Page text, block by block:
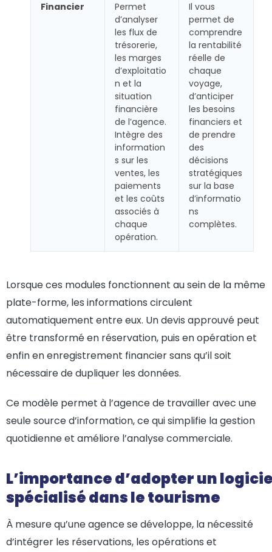
Financier
Permet
d’analyser
les flux de
trésorerie,
les marges
d’exploitatio
n et la
situation
financière
de l’agence.
Intègre des
information
s sur les
ventes, les
paiements
et les coûts
associés à
chaque
opération.
Il vous
permet de
comprendre
la rentabilité
réelle de
chaque
voyage,
d’anticiper
les besoins
financiers et
de prendre
des
décisions
stratégiques
sur la base
d’informatio
ns
complètes.
Lorsque ces modules fonctionnent au sein de la même
plate-forme, les informations circulent
automatiquement entre eux. Un devis approuvé peut
être transformé en réservation, puis en opération et
enfin en enregistrement financier sans qu’il soit
nécessaire de dupliquer les données.
Ce modèle permet à l’agence de travailler avec une
seule source d’information, ce qui simplifie la gestion
quotidienne et améliore l’analyse commerciale.
L’importance d’adopter un
spécialisé dans le tourisme
À mesure qu’une agence se développe, la nécessité
d’intégrer les réservations, les opérations et